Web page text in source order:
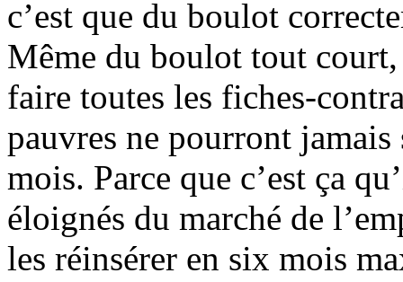
c’est que du boulot
Même du boulot tout
faire toutes les fiches-
pauvres ne pourront
mois. Parce que c’est ça
éloignés du marché de
les réinsérer en six mois